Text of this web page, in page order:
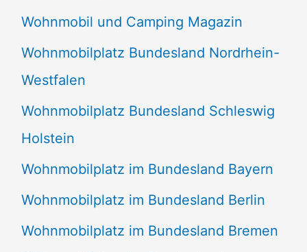
Wohnmobil und Camping Magazin
Wohnmobilplatz Bundesland Nordrhein-
Westfalen
Wohnmobilplatz Bundesland Schleswig
Holstein
Wohnmobilplatz im Bundesland Bayern
Wohnmobilplatz im Bundesland Berlin
Wohnmobilplatz im Bundesland Bremen